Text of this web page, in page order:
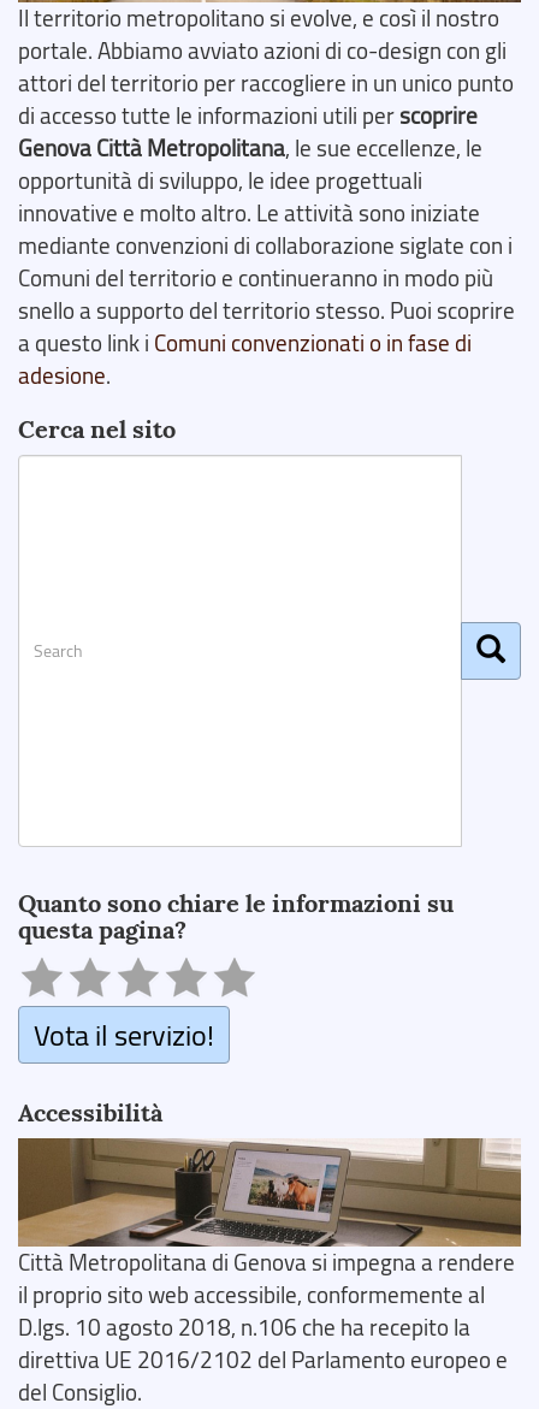
Il territorio metropolitano si evolve, e così il nostro
portale. Abbiamo avviato azioni di co-design con gli
attori del territorio per raccogliere in un unico punto
di accesso tutte le informazioni utili perscoprire
Genova Città Metropolitana, le sue eccellenze, le
opportunità di sviluppo, le idee progettuali
innovative e molto altro. Le attività sono iniziate
mediante convenzioni di collaborazione siglate con i
Comuni del territorio e continueranno in modo più
snello a supporto del territorio stesso. Puoi scoprire
a questo link i Comuni convenzionati o in fase di
adesione.
Cerca nel sito
Quanto sono chiare le informazioni su
questa pagina?
Vota il servizio!
Accessibilità
Città Metropolitana di Genova si impegna a rendere
il proprio sito web accessibile, conformemente al
D.lgs. 10 agosto 2018, n.106 che ha recepito la
direttiva UE 2016/2102 del Parlamento europeo e
del Consiglio.